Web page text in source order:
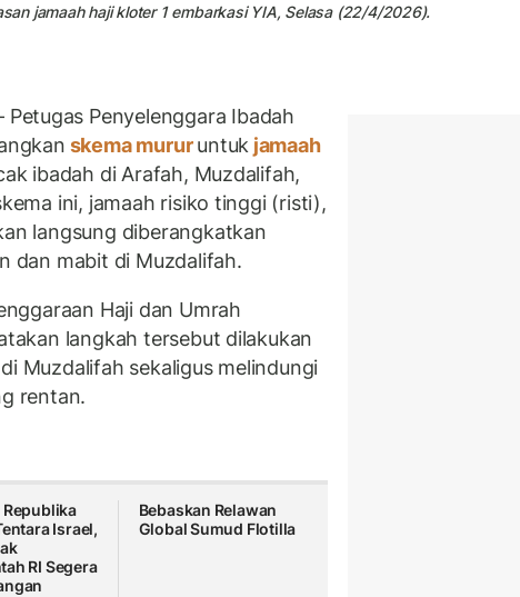
jamaah haji kloter 1 embarkasi YIA, Selasa (22/4/2026).
Penyelenggara Ibadah
skema mururuntuk jamaah
ibadah di Arafah, Muzdalifah,
ini, jamaah risiko tinggi (risti),
langsung diberangkatkan
dan mabit di Muzdalifah.
Haji dan Umrah
langkah tersebut dilakukan
Muzdalifah sekaligus melindungi
rentan.
Israel,
RI Segera
Bebaskan Relawan
Global Sumud Flotilla